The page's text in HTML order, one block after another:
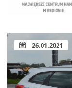
26.01.2021